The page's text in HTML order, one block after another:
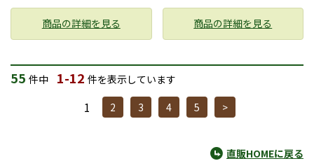
商品の詳細を見る 商品の詳細を見る
55 件中 1-12 件を表示しています
1 2 3 4 5 >
直販HOMEに戻る